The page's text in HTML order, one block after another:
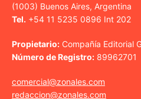
(1003) Buenos Aires, Argentina
Tel. +54 11 5235 0896 Int 202
Propietario: Compañía Editorial
Número de Registro: 89962701
comercial@zonales.com
redaccion@zonales.com